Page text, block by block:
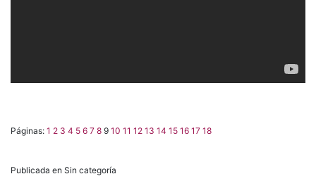
Páginas: 1 2 3 4 5 6 7 8 9 10 11 12 13 14 15 16 17 18
Publicada en Sin categoría